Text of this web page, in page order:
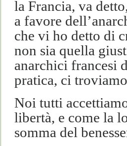
la Francia, va
a favore
che vi ho detto di
non sia quella
anarchici francesi
pratica, ci
Noi tutti
libertà, e come la
somma del